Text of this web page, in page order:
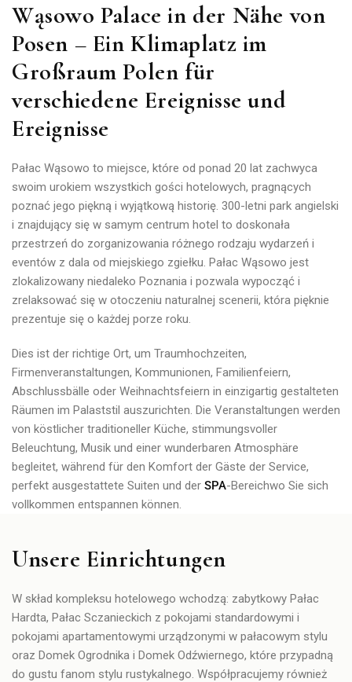
Wąsowo Palace in der Nähe von
Posen – Ein Klimaplatz im
Großraum Polen für
verschiedene Ereignisse und
Ereignisse
Pałac Wąsowo to miejsce, które od ponad 20 lat zachwyca
swoim urokiem wszystkich gości hotelowych, pragnących
poznać jego piękną i wyjątkową historię. 300-letni park angielski
i znajdujący się w samym centrum hotel to doskonała
przestrzeń do zorganizowania różnego rodzaju wydarzeń i
eventów z dala od miejskiego zgiełku. Pałac Wąsowo jest
zlokalizowany niedaleko Poznania i pozwala wypocząć i
zrelaksować się w otoczeniu naturalnej scenerii, która pięknie
prezentuje się o każdej porze roku.
Dies ist der richtige Ort, um Traumhochzeiten,
Firmenveranstaltungen, Kommunionen, Familienfeiern,
Abschlussbälle oder Weihnachtsfeiern in einzigartig gestalteten
Räumen im Palaststil auszurichten. Die Veranstaltungen werden
von köstlicher traditioneller Küche, stimmungsvoller
Beleuchtung, Musik und einer wunderbaren Atmosphäre
begleitet, während für den Komfort der Gäste der Service,
perfekt ausgestattete Suiten und der SPA-Bereichwo Sie sich
vollkommen entspannen können.
Unsere Einrichtungen
W skład kompleksu hotelowego wchodzą: zabytkowy Pałac
Hardta, Pałac Sczanieckich z pokojami standardowymi i
pokojami apartamentowymi urządzonymi w pałacowym stylu
oraz Domek Ogrodnika i Domek Odźwiernego, które przypadną
do gustu fanom stylu rustykalnego. Współpracujemy również